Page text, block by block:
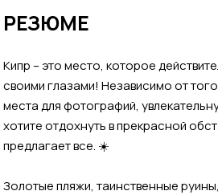
РЕЗЮМЕ
Кипр – это место, которое
своими глазами! Независимо от
места для фотографий,
хотите отдохнуть в прекрасной
предлагает все. ☀️
Золотые пляжи, таинственные